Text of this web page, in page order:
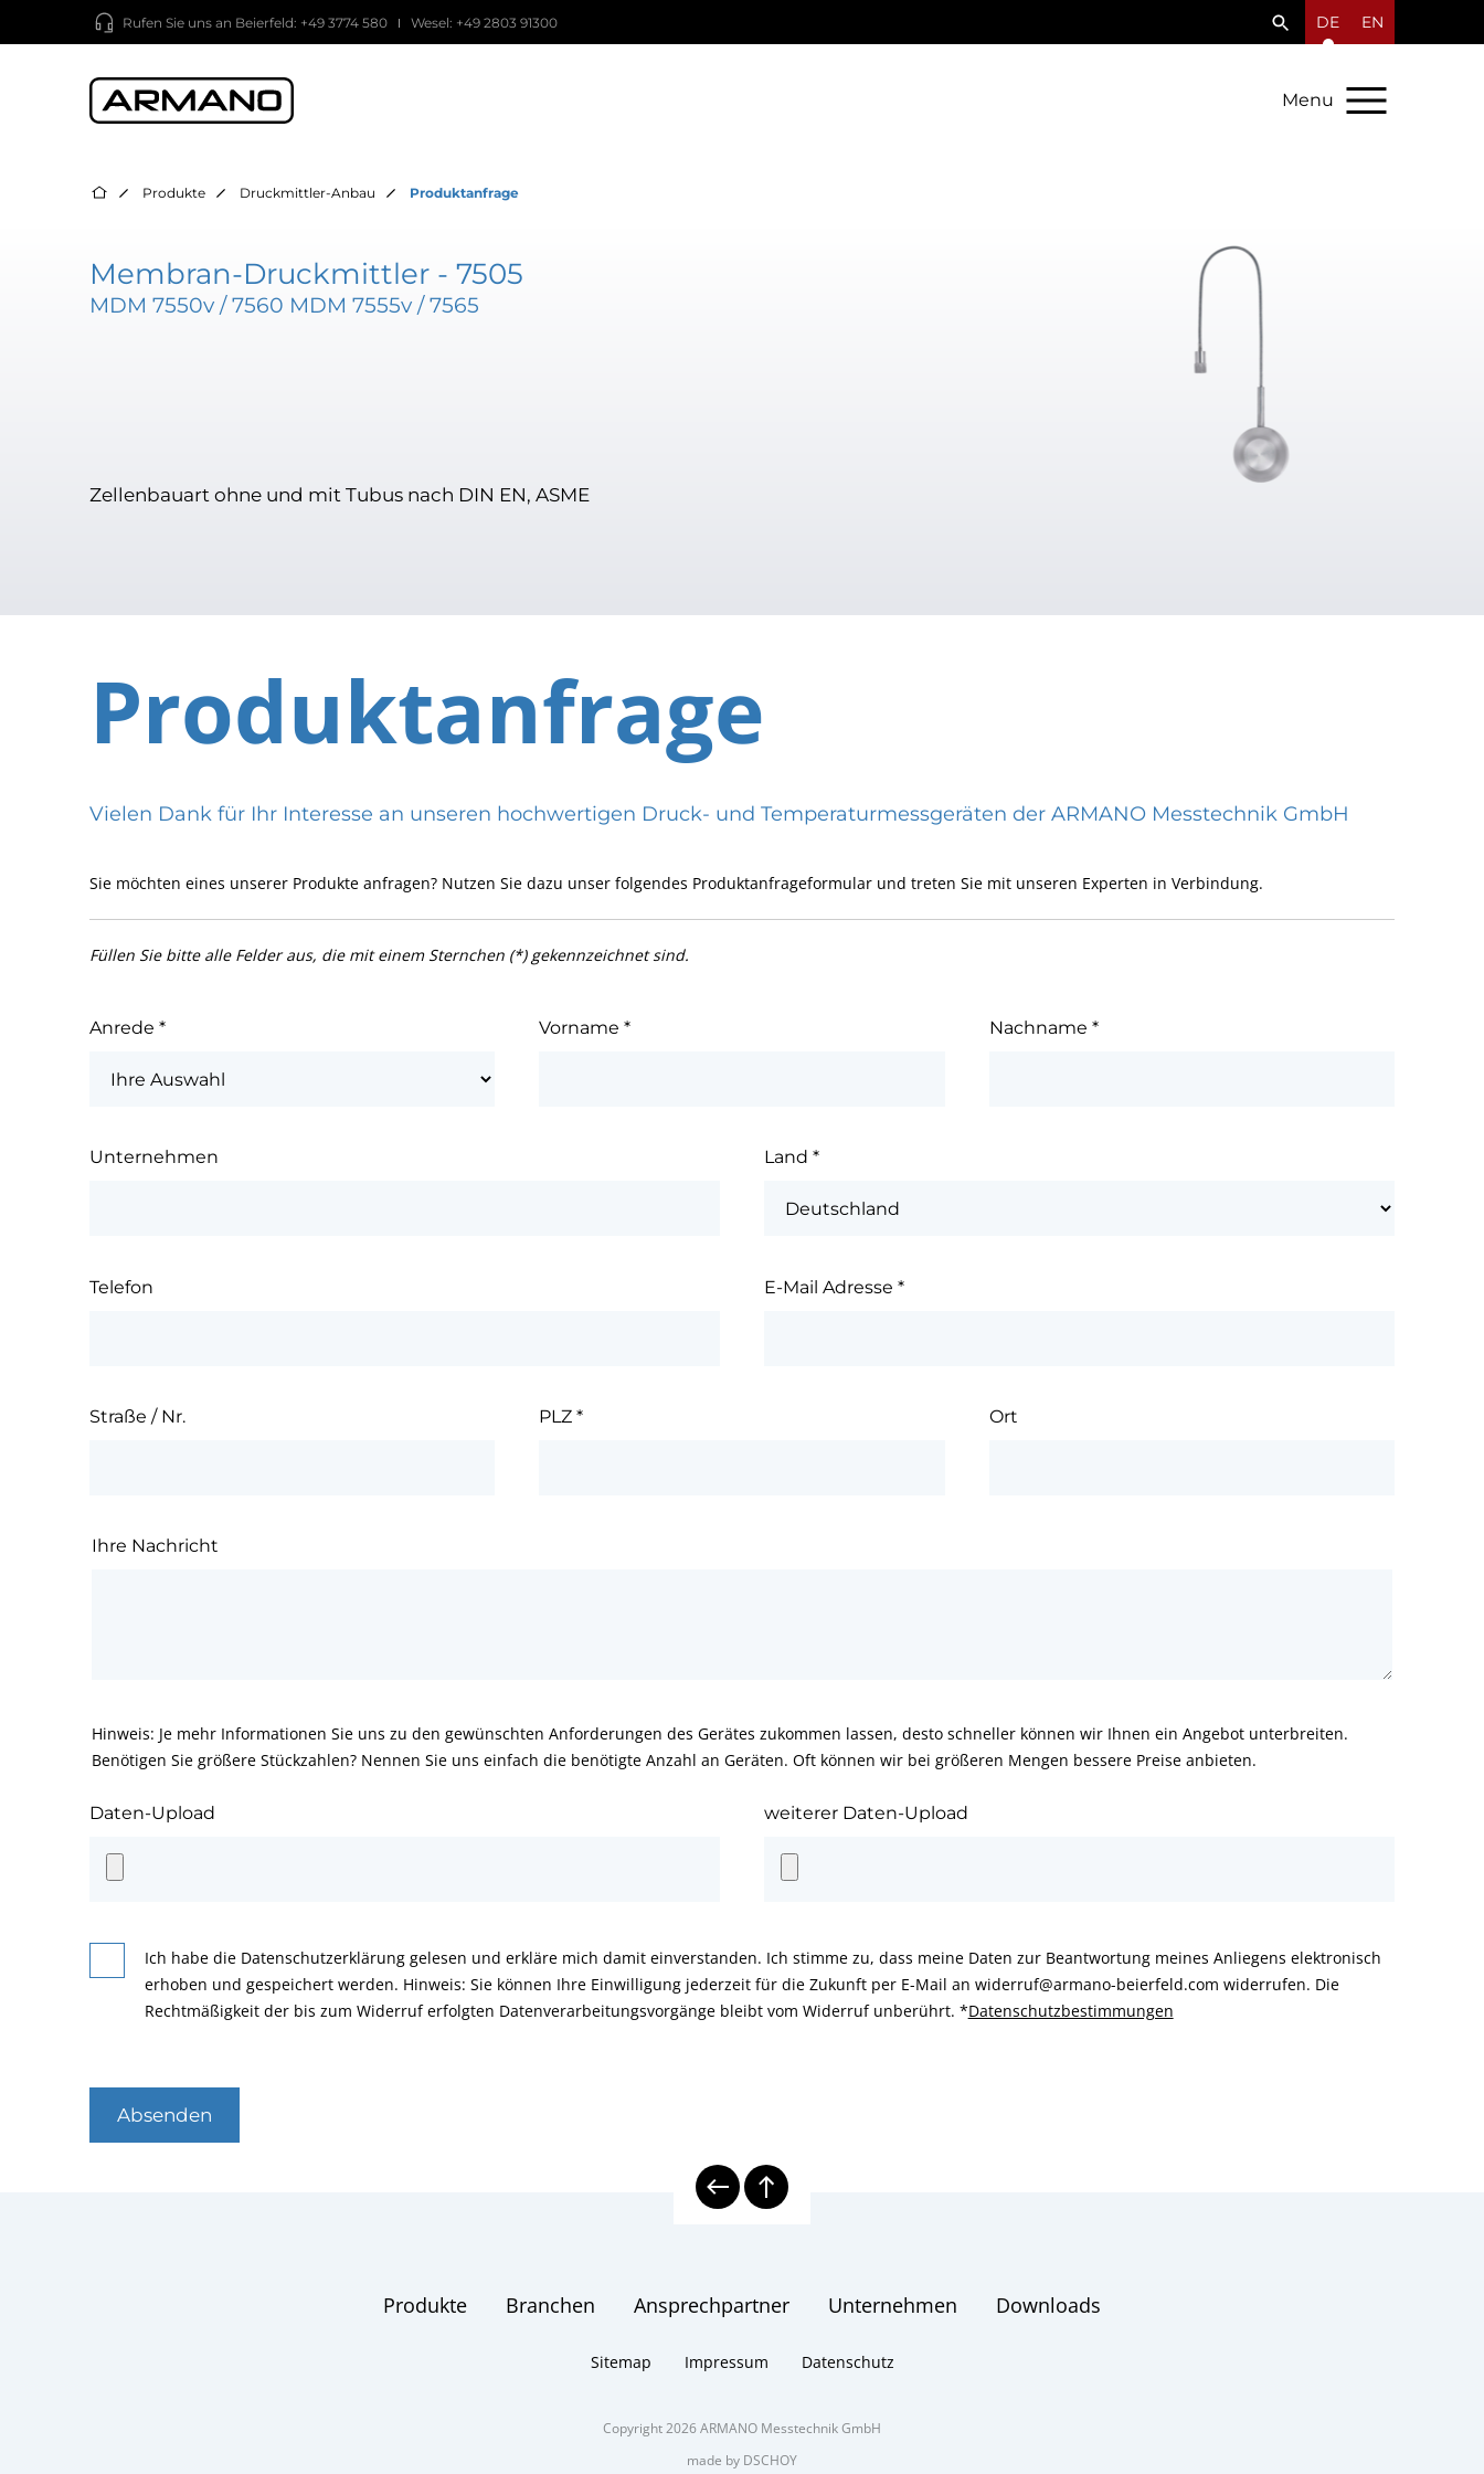
Rufen Sie uns an Beierfeld: +49 3774 580 Wesel: +49 2803 91300 DE EN
Menu
Produkte Druckmittler-Anbau Produktanfrage
Membran-Druckmittler - 7505
MDM 7550v / 7560 MDM 7555v / 7565
Zellenbauart ohne und mit Tubus nach DIN EN, ASME
Produktanfrage
Vielen Dank für Ihr Interesse an unseren hochwertigen Druck- und Temperaturmessgeräten der ARMANO Messtechnik GmbH
Sie möchten eines unserer Produkte anfragen? Nutzen Sie dazu unser folgendes Produktanfrageformular und treten Sie mit unseren Experten in Verbindung.
Füllen Sie bitte alle Felder aus, die mit einem Sternchen (*) gekennzeichnet sind.
Anrede * Vorname* Nachname *
Unternehmen Land *
Telefon E-Mail Adresse *
Straße / Nr. PLZ* Ort
Ihre Nachricht
Hinweis: Je mehr Informationen Sie uns zu den gewünschten Anforderungen des Gerätes zukommen lassen, desto schneller können wir Ihnen ein Angebot unterbreiten.
Benötigen Sie größere Stückzahlen? Nennen Sie uns einfach die benötigte Anzahl an Geräten. Oft können wir bei größeren Mengen bessere Preise anbieten.
Daten-Upload weiterer Daten-Upload
Ich habe die Datenschutzerklärung gelesen und erkläre mich damit einverstanden. Ich stimme zu, dass meine Daten zur Beantwortung meines Anliegens elektronisch
erhoben und gespeichert werden. Hinweis: Sie können Ihre Einwilligung jederzeit für die Zukunft per E-Mail an widerruf@armano-beierfeld.com widerrufen. Die
Rechtmäßigkeit der bis zum Widerruf erfolgten Datenverarbeitungsvorgänge bleibt vom Widerruf unberührt. *Datenschutzbestimmungen
Absenden
Produkte Branchen Ansprechpartner Unternehmen Downloads
Sitemap Impressum Datenschutz
Copyright 2026 ARMANO Messtechnik GmbH
made by DSCHOY